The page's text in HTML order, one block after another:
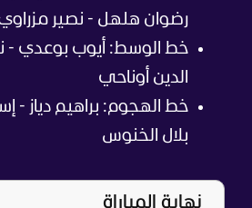
رضوان هلهل - نصير
خط الوسط: أيوب بوعدي -
الدين أوناحي
خط الهجوم: براهيم دياز -
بلال الخنوس
نهاية المباراة